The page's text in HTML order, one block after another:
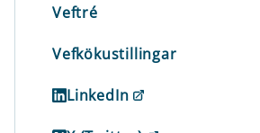
Veftré
Vefkökustillingar
LinkedIn